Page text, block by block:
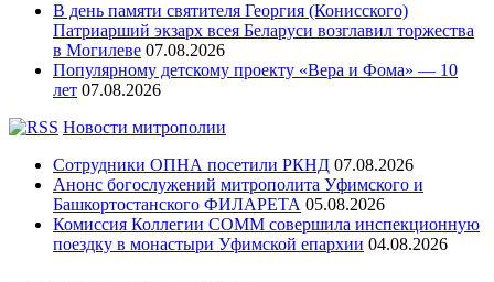
В день памяти святителя Георгия (Конисского)
Патриарший экзарх всея Беларуси возглавил торжества
в Могилеве 07.08.2026
Популярному детскому проекту «Вера и Фома» — 10
лет 07.08.2026
Новости митрополии
Сотрудники ОПНА посетили РКНД 07.08.2026
Анонс богослужений митрополита Уфимского и
Башкортостанского ФИЛАРЕТА 05.08.2026
Комиссия Коллегии СОММ совершила инспекционную
поездку в монастыри Уфимской епархии 04.08.2026